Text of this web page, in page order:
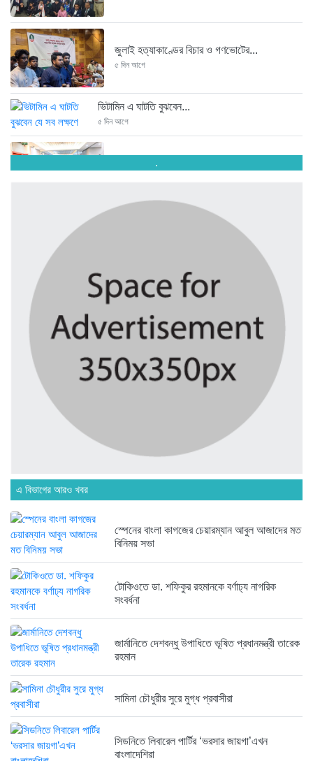
জুলাই হত্যাকাণ্ডের বিচার ও গণভোটের...
৫ দিন আগে
ভিটামিন এ ঘাটতি বুঝবেন...
৫ দিন আগে
তরুণ উদ্ভাবক ও প্রযুক্তি উদ্যোক্তাদের...
মাদরাসাকে অবহেলা করা শুরু মুজিব...
বাংলাদেশে এসে মার্কিন দূতের ভারতের...
৫ দিন আগে
অনেক পরিবার এখনো তাঁদের স্বজন...
ব্রিকলেইন জামে মসজিদ প্রতিষ্ঠার ৫০...
৫ দিন আগে
রাজনৈতিক লড়াইয়ে জিততে হলে সাংস্কৃতিক...
.
এ বিভাগের আরও খবর
স্পেনের বাংলা কাগজের চেয়ারম্যান আবুল আজাদের মত
বিনিময় সভা
টোকিওতে ডা. শফিকুর রহমানকে বর্ণাঢ্য নাগরিক
সংবর্ধনা
জার্মানিতে দেশবন্ধু উপাধিতে ভূষিত প্রধানমন্ত্রী তারেক
রহমান
সামিনা চৌধুরীর সুরে মুগ্ধ প্রবাসীরা
সিডনিতে লিবারেল পার্টির ‘ভরসার জায়গা’এখন
বাংলাদেশিরা